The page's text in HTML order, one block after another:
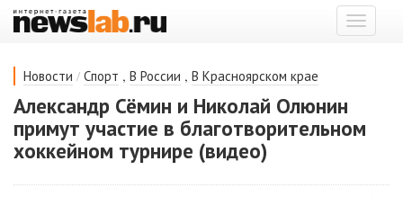
Показать
меню
Новости / Спорт , В России , В Красноярском крае
Александр Сёмин и Николай Олюнин
примут участие в благотворительном
хоккейном турнире (видео)